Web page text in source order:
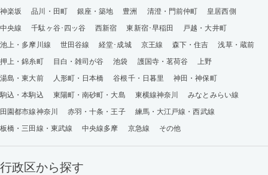
神楽坂
品川・田町 銀座・築地 豊洲 清澄・門前仲町
皇居西側
中央線
千駄ヶ谷･四ッ谷 西新宿 東新宿･早稲田
戸越・大井町
池上・多摩川線
世田谷線 経堂･成城 京王線 森下・住吉
浅草・蔵前
押上・錦糸町
目白・雑司が谷 池袋 護国寺・茗荷谷
上野
湯島・東大前
人形町・日本橋 谷根千・日暮里
神田・神保町
駒込・本駒込
東陽町・南砂町・大島 東横線神奈川
みなとみらい線
田園都市線神奈川
赤羽・十条・王子
練馬・大江戸線・西武線
板橋・三田線・東武線
中央線多摩 京急線 その他
行政区から探す